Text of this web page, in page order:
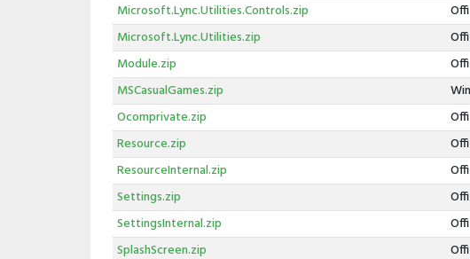
Microsoft.Lync.Utilities.Controls.zip
Microsoft.Lync.Utilities.zip
Module.zip
MSCasualGames.zip
Ocomprivate.zip
Resource.zip
ResourceInternal.zip
Settings.zip
SettingsInternal.zip
SplashScreen.zip